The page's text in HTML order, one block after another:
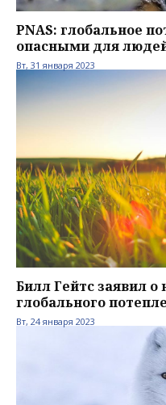
PNAS: глобальное
опасными для
Вт, 31 января 2023
Билл Гейтс заявил о
глобального
Вт, 24 января 2023